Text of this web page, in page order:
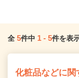
全 5件中 1 - 5件を表
化粧品などに関